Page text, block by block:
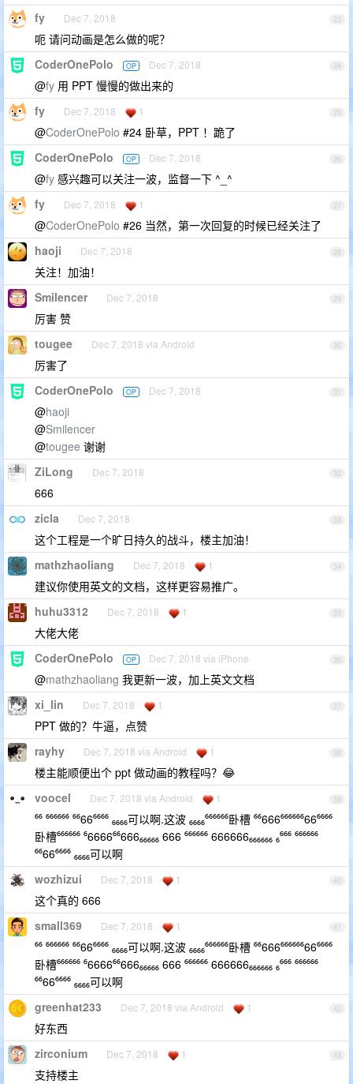
23
fy Dec 7, 2018
呃 请问动画是怎么做的呢？
24
CoderOnePolo OP Dec 7, 2018
@fy 用 PPT 慢慢的做出来的
25
fy Dec 7, 2018 1
@CoderOnePolo #24 卧草，PPT ！跪了
26
CoderOnePolo OP Dec 7, 2018
@fy 感兴趣可以关注一波，监督一下 ^_^
27
fy Dec 7, 2018 1
@CoderOnePolo #26 当然，第一次回复的时候已经关注了
28
haoji Dec 7, 2018
关注！加油！
29
Smilencer Dec 7, 2018
厉害 赞
30
tougee Dec 7, 2018 via Android
厉害了
31
CoderOnePolo OP Dec 7, 2018
@haoji
@Smilencer
@tougee 谢谢
32
ZiLong Dec 7, 2018
666
33
zicla Dec 7, 2018
这个工程是一个旷日持久的战斗，楼主加油！
34
mathzhaoliang Dec 7, 2018 1
建议你使用英文的文档，这样更容易推广。
35
huhu3312 Dec 7, 2018 1
大佬大佬
36
CoderOnePolo OP Dec 7, 2018 via iPhone
@mathzhaoliang 我更新一波，加上英文文档
37
xi_lin Dec 7, 2018 1
PPT 做的？牛逼，点赞
38
rayhy Dec 7, 2018 via Android 1
楼主能顺便出个 ppt 做动画的教程吗？😂
39
voocel Dec 7, 2018 via Android 1
⁶⁶ ⁶⁶⁶⁶⁶⁶ ⁶⁶66⁶⁶⁶⁶ ₆₆₆₆可以啊.这波 ₆₆₆₆⁶⁶⁶⁶⁶⁶卧槽 ⁶⁶666⁶⁶⁶⁶⁶⁶66⁶⁶⁶⁶
卧槽⁶⁶⁶⁶⁶⁶ ⁶6666⁶⁶666₆₆₆₆₆ 666 ⁶⁶⁶⁶⁶⁶ 666666₆₆₆₆₆₆ ₆⁶⁶⁶ ⁶⁶⁶⁶⁶⁶
⁶⁶66⁶⁶⁶⁶ ₆₆₆₆可以啊
40
wozhizui Dec 7, 2018 1
这个真的 666
41
small369 Dec 7, 2018 1
⁶⁶ ⁶⁶⁶⁶⁶⁶ ⁶⁶66⁶⁶⁶⁶ ₆₆₆₆可以啊.这波 ₆₆₆₆⁶⁶⁶⁶⁶⁶卧槽 ⁶⁶666⁶⁶⁶⁶⁶⁶66⁶⁶⁶⁶
卧槽⁶⁶⁶⁶⁶⁶ ⁶6666⁶⁶666₆₆₆₆₆ 666 ⁶⁶⁶⁶⁶⁶ 666666₆₆₆₆₆₆ ₆⁶⁶⁶ ⁶⁶⁶⁶⁶⁶
⁶⁶66⁶⁶⁶⁶ ₆₆₆₆可以啊
42
greenhat233 Dec 7, 2018 via Android 1
好东西
43
zirconium Dec 7, 2018 1
支持楼主